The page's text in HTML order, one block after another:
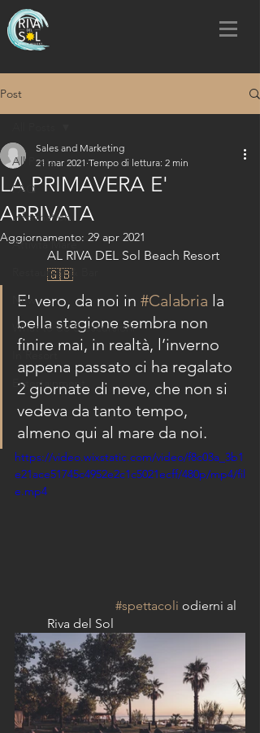
Post
All Posts
FAQ
Information
Attività Mare
Restaurant & Bar
New
What to do & escursioni
In Resort
Entertainment
LA PRIMAVERA E'
ARRIVATA
Sales and Marketing
21 mar 2021 Tempo di lettura: 2 min
Aggiornamento: 29 apr 2021
AL RIVA DEL Sol Beach Resort
🇬🇧
E' vero, da noi in #Calabria la
bella stagione sembra non
finire mai, in realtà, l’inverno
appena passato ci ha regalato
2 giornate di neve, che non si
vedeva da tanto tempo,
almeno qui al mare da noi.
https://video.wixstatic.com/video/f8c03a_3b1
e21ace51745c4952e2c1c5021ecff/480p/mp4/fil
e.mp4
#spettacoli odierni al
Riva del Sol